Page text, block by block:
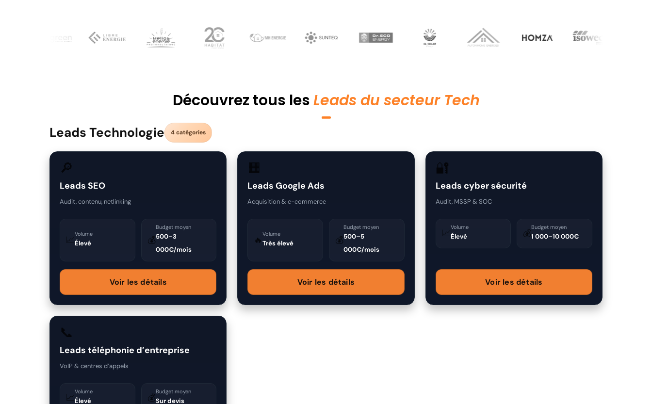
Découvrez tous lesLeads du secteur Tech
Leads Technologie 4 catégories
🔎
Leads SEO
Audit, contenu, netlinking
📈
Volume
Élevé 💰
Budget moyen
500–3
000€/mois
Voir les détails
🟧
Leads Google Ads
Acquisition & e-commerce
🔥
Volume
Très élevé 💰
Budget moyen
500–5
000€/mois
Voir les détails
🔐
Leads cyber sécurité
Audit, MSSP & SOC
📈
Volume
Élevé 💰
Budget moyen
1 000–10 000€
Voir les détails
📞
Leads téléphonie d’entreprise
VoIP & centres d’appels
📈
Volume
Élevé 💰
Budget moyen
Sur devis